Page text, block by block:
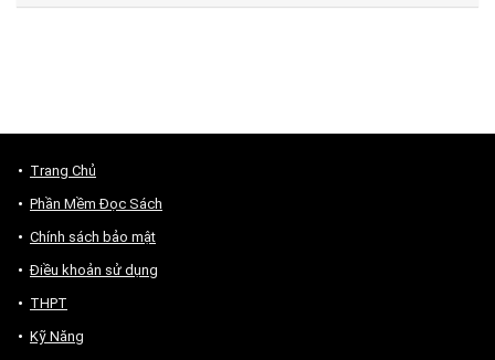
Trang Chủ
Phần Mềm Đọc Sách
Chính sách bảo mật
Điều khoản sử dụng
THPT
Kỹ Năng